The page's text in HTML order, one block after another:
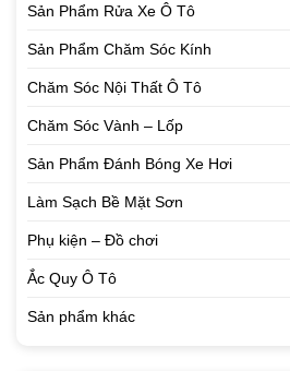
Sản Phẩm Rửa Xe Ô Tô
Sản Phẩm Chăm Sóc Kính
Chăm Sóc Nội Thất Ô Tô
Chăm Sóc Vành – Lốp
Sản Phẩm Đánh Bóng Xe Hơi
Làm Sạch Bề Mặt Sơn
Phụ kiện – Đồ chơi
Ắc Quy Ô Tô
Sản phẩm khác